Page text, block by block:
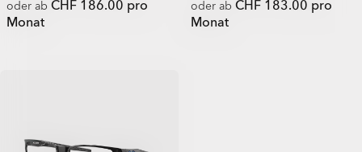
oder ab CHF 186.00 pro
Monat
oder ab CHF 183.00 pro
Monat